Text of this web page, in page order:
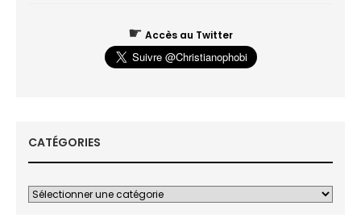
☛ Accès au Twitter
CATÉGORIES